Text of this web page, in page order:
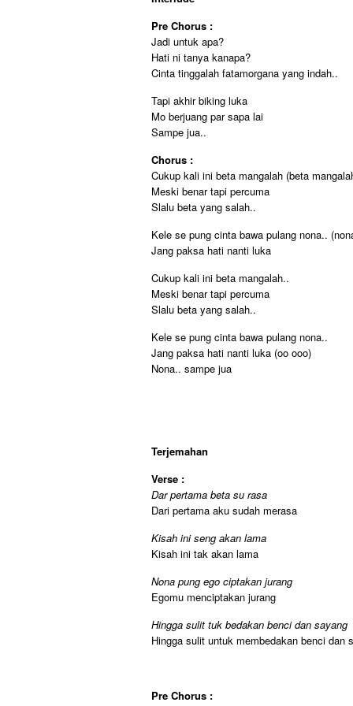
Pre Chorus :
Jadi untuk apa?
Hati ni tanya kanapa?
Cinta tinggalah fatamorgana yang indah..
Tapi akhir biking luka
Mo berjuang par sapa lai
Sampe jua..
Chorus :
Cukup kali ini beta mangalah (beta
Meski benar tapi percuma
Slalu beta yang salah..
Kele se pung cinta bawa pulang nona..
Jang paksa hati nanti luka
Cukup kali ini beta mangalah..
Meski benar tapi percuma
Slalu beta yang salah..
Kele se pung cinta bawa pulang nona..
Jang paksa hati nanti luka (oo ooo)
Nona.. sampe jua
Terjemahan
Verse :
Dar pertama beta su rasa
Dari pertama aku sudah merasa
Kisah ini seng akan lama
Kisah ini tak akan lama
Nona pung ego ciptakan jurang
Egomu menciptakan jurang
Hingga sulit tuk bedakan benci dan sayang
Hingga sulit untuk membedakan benci dan
Pre Chorus :